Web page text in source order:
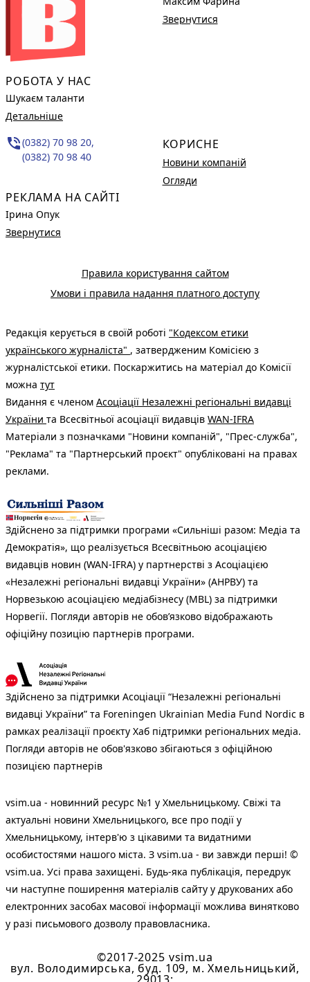
РОБОТА У НАС
Шукаєм таланти
Детальніше
phone_in_talk(0382) 70 98 20,
(0382) 70 98 40
РЕКЛАМА НА САЙТІ
Ірина Опук
Звернутися
Звернутися
КОРИСНЕ
Новини компаній
Огляди
Правила користування сайтом
Умови і правила надання платного доступу
Редакція керується в своїй роботі "Кодексом етики
українського журналіста" , затвердженим Комісією з
журналістської етики. Поскаржитись на матеріал до Комісії
можна тут
Видання є членом Асоціації Незалежні регіональні видавці
України та Всесвітньої асоціації видавців WAN-IFRA
Матеріали з позначками "Новини компаній", "Прес-служба",
"Реклама" та "Партнерський проєкт" опубліковані на правах
реклами.
Здійснено за підтримки програми «Сильніші разом: Медіа та
Демократія», що реалізується Всесвітньою асоціацією
видавців новин (WAN-IFRA) у партнерстві з Асоціацією
«Незалежні регіональні видавці України» (АНРВУ) та
Норвезькою асоціацією медіабізнесу (MBL) за підтримки
Норвегії. Погляди авторів не обов’язково відображають
офіційну позицію партнерів програми.
Здійснено за підтримки Асоціації “Незалежні регіональні
видавці України” та Foreningen Ukrainian Media Fund Nordic в
рамках реалізації проєкту Хаб підтримки регіональних медіа.
Погляди авторів не обов'язково збігаються з офіційною
позицією партнерів
vsim.ua - новинний ресурс №1 у Хмельницькому. Свіжі та
актуальні новини Хмельницького, все про події у
Хмельницькому, інтерв'ю з цікавими та видатними
особистостями нашого міста. З vsim.ua - ви завжди перші! ©
vsim.ua. Усі права захищені. Будь-яка публiкацiя, передрук
чи наступне поширення матеріалів сайту у друкованих або
електронних засобах масової інформації можлива винятково
у разі письмового дозволу правовласника.
©2017-2025 vsim.ua
вул. Володимирська, буд. 109, м. Хмельницький,